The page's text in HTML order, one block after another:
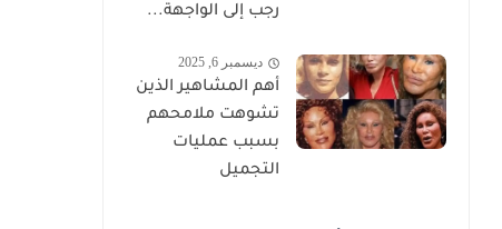
رجب إلى الواجهة...
ديسمبر 6, 2025
أهم المشاهير الذين
تشوهت ملامحهم
بسبب عمليات
التجميل